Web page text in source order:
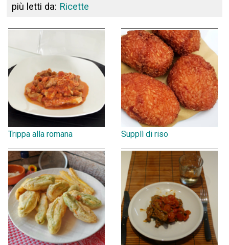
più letti da: Ricette
Trippa alla romana Supplì di riso